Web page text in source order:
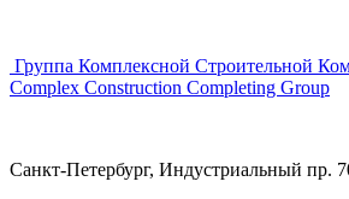
Группа Комплексной Строительной
Complex Construction Completing Group
Санкт-Петербург, Индустриальный пр.